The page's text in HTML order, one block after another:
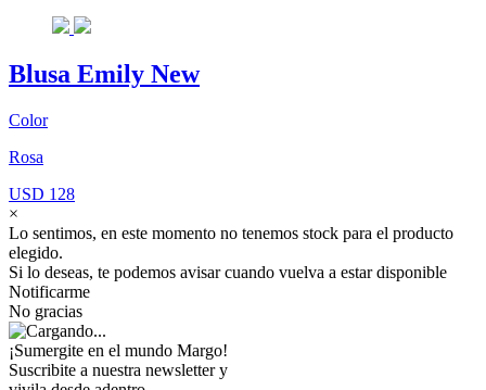
Blusa Emily New
Color
Rosa
USD 128
×
Lo sentimos, en este momento no tenemos stock para el producto
elegido.
Si lo deseas, te podemos avisar cuando vuelva a estar disponible
Notificarme
No gracias
¡Sumergite en el mundo Margo!
Suscribite a nuestra newsletter y